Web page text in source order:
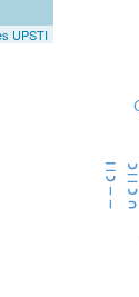
UPSTI